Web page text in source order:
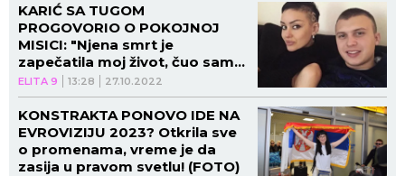
ELITA 9 13:28 27.10.2022
KARIĆ SA TUGOM
PROGOVORIO O POKOJNOJ
MISICI: "Njena smrt je
zapečatila moj život, čuo sam
se sa njenom porodicom"
KONSTRAKTA PONOVO IDE NA
EVROVIZIJU 2023? Otkrila sve
o promenama, vreme je da
zasija u pravom svetlu! (FOTO)